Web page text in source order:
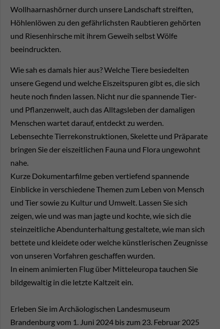
Wollhaarnashörner durch unsere Landschaft streiften,
Höhlenlöwen zu den gefährlichsten Raubtieren gehörten
und Riesenhirsche mit ihrem Geweih selbst Wölfe
beeindruckten.
Wie sah es damals hier aus? Welche Tiere besiedelten
unsere Gegend und welche Eiszeitspuren gibt es, die sich
heute noch finden lassen. Nicht nur die spannende Tier-
und Pflanzenwelt, auch das Alltagsleben der damaligen
Menschen wartet darauf, entdeckt zu werden.
Lebensechte Tierrekonstruktionen, Skelette und Präparate
bringen Sie der eiszeitlichen Fauna und Flora ungewohnt
nahe.
Kurze Dokumentarfilme geben vertiefend spannende
Einblicke in verschiedene Themen zum Leben von Mensch
und Tier sowie zu Kultur und Umwelt. Lassen Sie sich
zeigen, wie und was man jagte und kochte, wie sich die
steinzeitliche Abendunterhaltung gestaltete, wie man sich
bettete und kleidete oder welche künstlerischen Zeugnisse
von unseren Vorfahren geschaffen wurden.
In einem animierten Flug über Mitteleuropa tauchen Sie
bildgewaltig in die letzte Kaltzeit ein.
Erleben Sie im Archäologischen Landesmuseum
Brandenburg vom 1. Juni 2024 bis zum 23. Februar 2025